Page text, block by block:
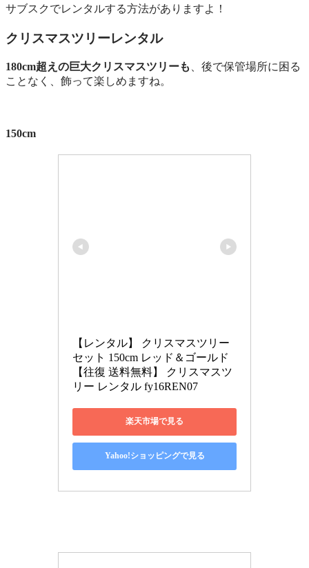
サブスクでレンタルする方法がありますよ！
クリスマスツリーレンタル
180cm超えの巨大クリスマスツリーも
、後で保管場所に困る
ことなく、飾って楽しめますね。
150cm
【レンタル】 クリスマスツリー
セット 150cm レッド＆ゴールド
【往復 送料無料】 クリスマスツ
リー レンタル fy16REN07
楽天市場で見る
Yahoo!ショッピングで見る